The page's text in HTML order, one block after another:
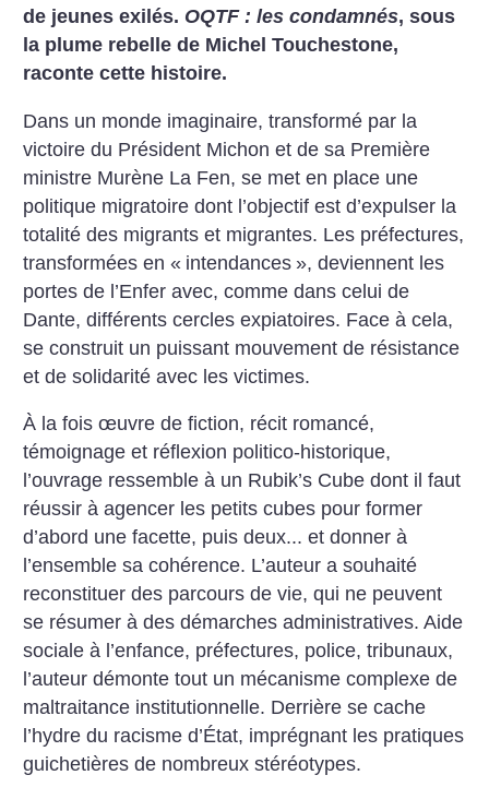
de jeunes exilés. OQTF : les condamnés, sous
la plume rebelle de Michel Touchestone,
raconte cette histoire.
Dans un monde imaginaire, transformé par la
victoire du Président Michon et de sa Première
ministre Murène La Fen, se met en place une
politique migratoire dont l’objectif est d’expulser la
totalité des migrants et migrantes. Les préfectures,
transformées en « intendances », deviennent les
portes de l’Enfer avec, comme dans celui de
Dante, différents cercles expiatoires. Face à cela,
se construit un puissant mouvement de résistance
et de solidarité avec les victimes.
À la fois œuvre de fiction, récit romancé,
témoignage et réflexion politico-historique,
l’ouvrage ressemble à un Rubik’s Cube dont il faut
réussir à agencer les petits cubes pour former
d’abord une facette, puis deux... et donner à
l’ensemble sa cohérence. L’auteur a souhaité
reconstituer des parcours de vie, qui ne peuvent
se résumer à des démarches administratives. Aide
sociale à l’enfance, préfectures, police, tribunaux,
l’auteur démonte tout un mécanisme complexe de
maltraitance institutionnelle. Derrière se cache
l’hydre du racisme d’État, imprégnant les pratiques
guichetières de nombreux stéréotypes.